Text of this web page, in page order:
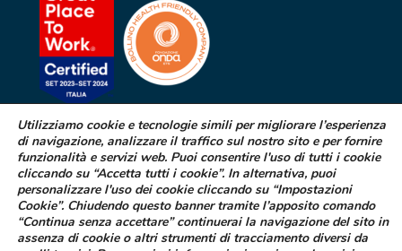
SEGNALAZIONE DI EFFETTI
INDESIDERATI DA FARMACI
Se sospetti di aver avuto effetti indesiderati durante l’assunzione di
uno dei medicinali Difa Cooper o ne hai riscontrato dei difetti puoi
segnalarlo immediatamente al tuo medico curante, al farmacista
Utilizziamo cookie e tecnologie simili per migliorare l’esperienza
di navigazione, analizzare il traffico sul nostro sito e per fornire
funzionalità e servizi web. Puoi consentire l'uso di tutti i cookie
cliccando su “Accetta tutti i cookie”. In alternativa, puoi
personalizzare l'uso dei cookie cliccando su “Impostazioni
Cookie”. Chiudendo questo banner tramite l’apposito comando
“Continua senza accettare” continuerai la navigazione del sito in
assenza di cookie o altri strumenti di tracciamento diversi da